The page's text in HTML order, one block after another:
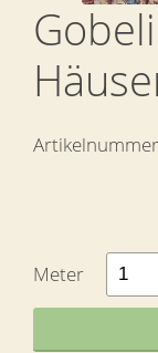
Meter